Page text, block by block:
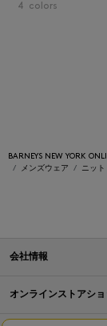
4 colors
BARNEYS NEW YORK
メンズウェア
ニッ
会社情報
オンラインストアシ